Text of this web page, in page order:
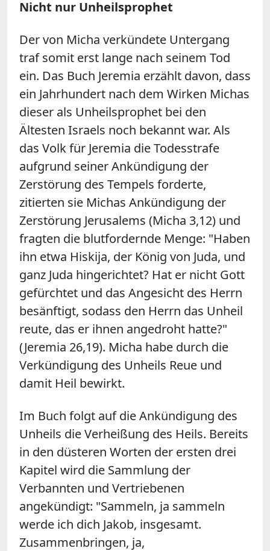
Nicht nur Unheilsprophet
Der von Micha verkündete Untergang
traf somit erst lange nach seinem Tod
ein. Das Buch Jeremia erzählt davon, dass
ein Jahrhundert nach dem Wirken Michas
dieser als Unheilsprophet bei den
Ältesten Israels noch bekannt war. Als
das Volk für Jeremia die Todesstrafe
aufgrund seiner Ankündigung der
Zerstörung des Tempels forderte,
zitierten sie Michas Ankündigung der
Zerstörung Jerusalems (Micha 3,12) und
fragten die blutfordernde Menge: "Haben
ihn etwa Hiskija, der König von Juda, und
ganz Juda hingerichtet? Hat er nicht Gott
gefürchtet und das Angesicht des Herrn
besänftigt, sodass den Herrn das Unheil
reute, das er ihnen angedroht hatte?"
(Jeremia 26,19). Micha habe durch die
Verkündigung des Unheils Reue und
damit Heil bewirkt.
Im Buch folgt auf die Ankündigung des
Unheils die Verheißung des Heils. Bereits
in den düsteren Worten der ersten drei
Kapitel wird die Sammlung der
Verbannten und Vertriebenen
angekündigt: "Sammeln, ja sammeln
werde ich dich Jakob, insgesamt.
Zusammenbringen, ja,